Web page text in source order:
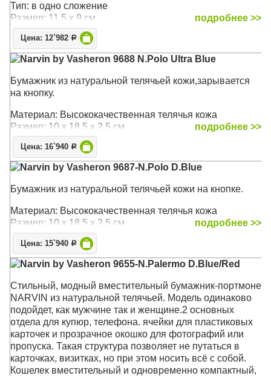
Тип: в одно сложение
Размер: 11.5 x 9 см
подробнее >>
Цена: 12`982 Р
Narvin by Vasheron 9688 N.Polo Ultra Blue
Бумажник из натуральной телячьей кожи,зарывается
на кнопку.
Материал: Высококачественная телячья кожа
Размер: 10 х 18,5 х 2,5 см
подробнее >>
Цена: 16`940 Р
Narvin by Vasheron 9687-N.Polo D.Blue
Бумажник из натуральной телячьей кожи на кнопке.
Материал: Высококачественная телячья кожа
Размер: 10 х 18,5 х 2,5 см
подробнее >>
Цена: 15`940 Р
Narvin by Vasheron 9655-N.Palermo D.Blue/Red
Стильный, модный вместительный бумажник-портмоне
NARVIN из натуральной телячьей. Модель одинаково
подойдет, как мужчине так и женщине.2 основных
отдела для купюр, телефона. ячейки для пластиковых
карточек и прозрачное окошко для фотографий или
пропуска. Такая структура позволяет не путаться в
карточках, визитках, но при этом носить всё с собой.
Кошелек вместительный и одновременно компактный,